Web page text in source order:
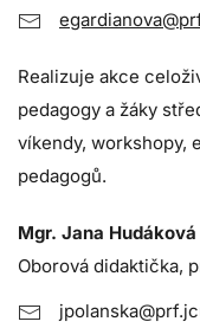
Realizuje akce
pedagogy a žáky
víkendy, workshopy,
pedagogů.
Mgr. Jana Hudáková
Oborová didaktička,